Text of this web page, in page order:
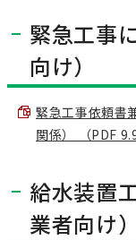
緊急工事
向け）
緊急工事依頼書
関係） （PDF
給水装置
業者向け）